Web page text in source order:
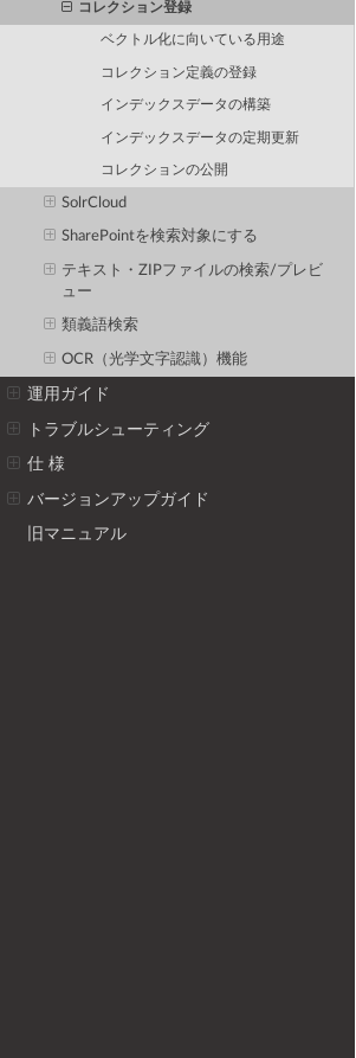
コレクション登録
ベクトル化に向いている用途
コレクション定義の登録
インデックスデータの構築
インデックスデータの定期更新
コレクションの公開
SolrCloud
SharePointを検索対象にする
テキスト・ZIPファイルの検索/プレビ
ュー
類義語検索
OCR（光学文字認識）機能
運用ガイド
トラブルシューティング
仕 様
バージョンアップガイド
旧マニュアル